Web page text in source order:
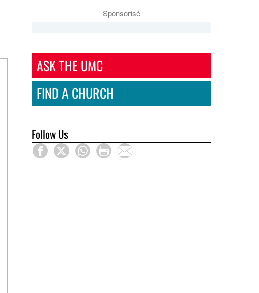
Sponsorisé
ASK THE UMC
FIND A CHURCH
Follow Us